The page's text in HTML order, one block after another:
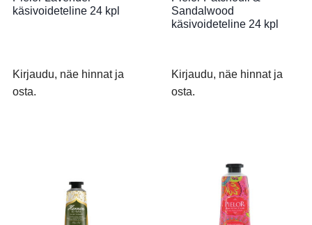
käsivoideteline 24 kpl
Kirjaudu, näe hinnat ja
osta.
Sandalwood
käsivoideteline 24 kpl
Kirjaudu, näe hinnat ja
osta.